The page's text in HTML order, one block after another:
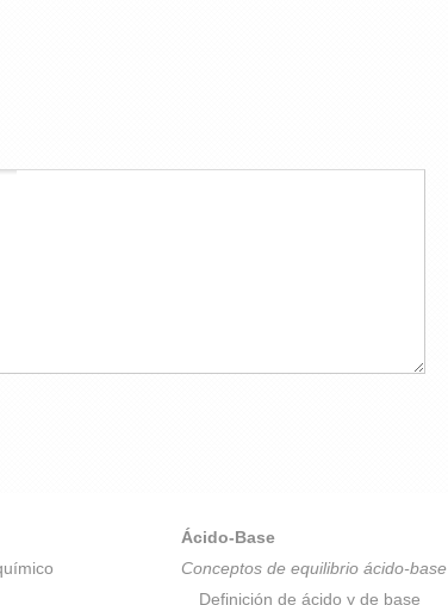
Ácido-Base
Conceptos de equilibrio ácido-base
Definición de ácido y de base